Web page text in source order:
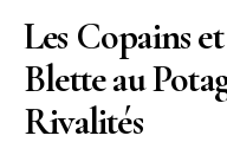
Les Copains
Blette au
Rivalités